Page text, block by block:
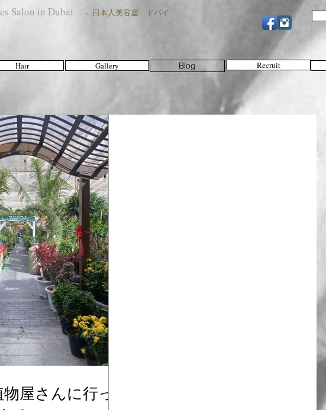
Salon in Dubai - 日本人美容室 ドバイ -
Hair Gallery Blog Recruit
屋さんに行っ